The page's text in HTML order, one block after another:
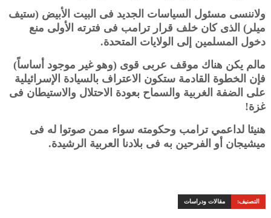
ولاننسى مسئول السياسات الجديد فى البيت الأبيض (ستيف
ميلر) الذى كان خلف قرار ترامب فى فترته الأولى منع
دخول المسلمين إلى الولايات المتحدة.
مالم يكن هناك موقف عربى قوى (وهو غير موجود أساساً)
فإن الخطوة القادمة ستكون الاعتراف بالسيادة الإسرائيلية
على الضفة الغربية والسماح بعودة الاحتلال والاستيطان فى
غزة!
هنيئا لداعمي ترامب وحكومته سواء ممن صوتوا له فى
ميشيجان أو الفرحين به فى بلادنا العربية الرشيدة.
التصنيف: مقالات ودراسات